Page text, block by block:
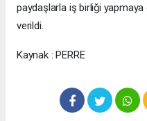
paydaşlarla iş birliği
verildi.
Kaynak : PERRE